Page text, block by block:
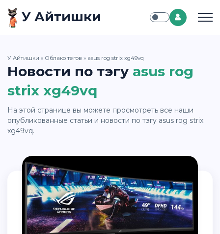
У Айтишки
У Айтишки » Облако тегов » asus rog strix xg49vq
Новости по тэгу asus rog
strix xg49vq
На этой странице вы можете просмотреть все наши
опубликованные статьи и новости по тэгу asus rog strix
xg49vq.